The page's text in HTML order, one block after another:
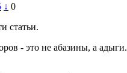
↓ 0
статьи.
- это не абазины, а адыги.